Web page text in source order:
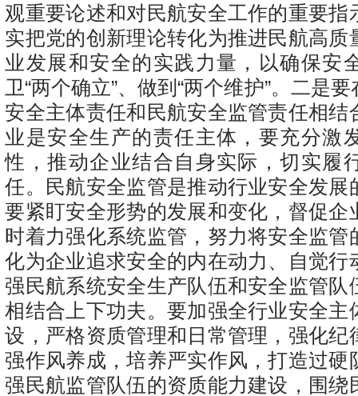
观重要论述和对民航安全工作的重要指
实把党的创新理论转化为推进民航高质
业发展和安全的实践力量，以确保安
卫“两个确立”、做到“两个维护”。二是
安全主体责任和民航安全监管责任相结
业是安全生产的责任主体，要充分激
性，推动企业结合自身实际，切实履
任。民航安全监管是推动行业安全发展
要紧盯安全形势的发展和变化，督促企
时着力强化系统监管，努力将安全监管
化为企业追求安全的内在动力、自觉行
强民航系统安全生产队伍和安全监管队
相结合上下功夫。要加强全行业安全主
设，严格资质管理和日常管理，强化纪
强作风养成，培养严实作风，打造过硬
强民航监管队伍的资质能力建设，围绕